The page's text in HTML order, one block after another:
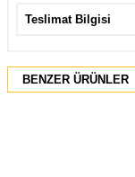
Teslimat Bilgisi
BENZER ÜRÜNLER